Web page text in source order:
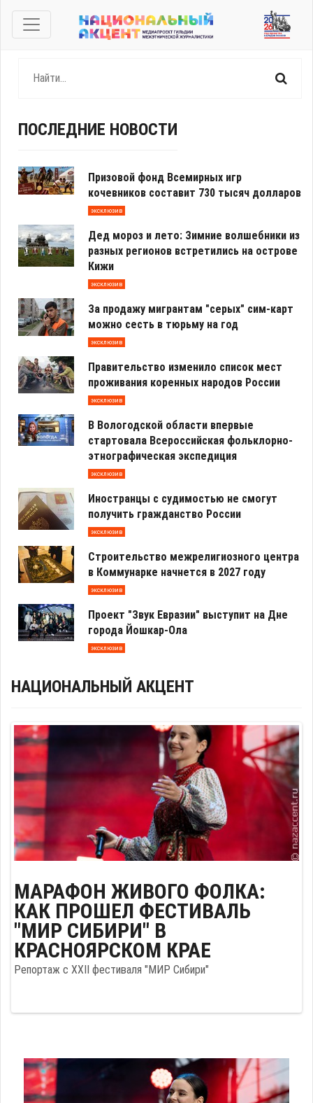
ПОСЛЕДНИЕ НОВОСТИ
Призовой фонд Всемирных игр
кочевников составит 730 тысяч долларов
эксклюзив
Дед мороз и лето: Зимние волшебники из
разных регионов встретились на острове
Кижи
эксклюзив
За продажу мигрантам "серых" сим-карт
можно сесть в тюрьму на год
эксклюзив
Правительство изменило список мест
проживания коренных народов России
эксклюзив
В Вологодской области впервые
стартовала Всероссийская фольклорно-
этнографическая экспедиция
эксклюзив
Иностранцы с судимостью не смогут
получить гражданство России
эксклюзив
Строительство межрелигиозного центра
в Коммунарке начнется в 2027 году
эксклюзив
Проект "Звук Евразии" выступит на Дне
города Йошкар-Ола
эксклюзив
НАЦИОНАЛЬНЫЙ АКЦЕНТ
МАРАФОН ЖИВОГО ФОЛКА:
КАК ПРОШЕЛ ФЕСТИВАЛЬ
"МИР СИБИРИ" В
КРАСНОЯРСКОМ КРАЕ
Репортаж с XXII фестиваля "МИР Сибири"
ГИЛЬДИЯ МЕЖЭТНИЧЕСКОЙ
ЖУРНАЛИСТИКИ ПОМОЖЕТ
СДЕЛАТЬ ВЫБОРЫ 20
СЕНТЯБРЯ ПРОЗРАЧНЕЕ
РЕВОЛЮЦИОНЕРЫ ОТ
ЭТНОГРАФИИ
СТАРТОВАЛ ПРИЕМ ЗАЯВОК НА
ФЕСТИВАЛЬ СОВРЕМЕННОЙ
ЭТНИКИ НАРОДОВ РОССИИ
"ЗВУК ЕВРАЗИИ"
СЛАВЯНЕ ВСЕХ СТРАН